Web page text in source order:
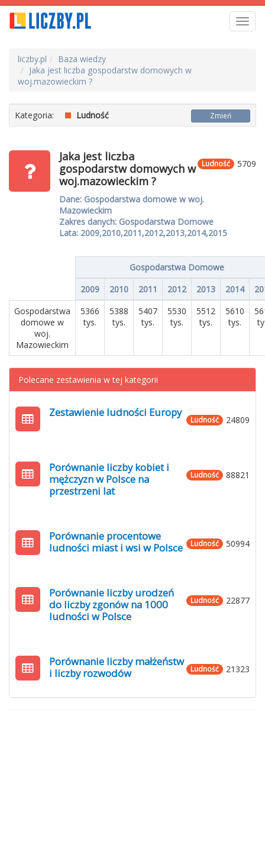
liczby.pl
Baza wiedzy
Jaka jest liczba gospodarstw domowych w
woj.mazowieckim ?
Kategoria: Ludność Zmień
5709
Ludność
Jaka jest liczba
gospodarstw domowych w
woj.mazowieckim ?
Dane: Gospodarstwa domowe w woj.
Mazowieckim
Zakres danych: Gospodarstwa Domowe
Lata: 2009,2010,2011,2012,2013,2014,2015
Gospodarstwa Domowe
2009
2010 2011 2012 2013 2014
Gospodarstwa
domowe w
woj.
Mazowieckim
5366
tys.
5388
tys.
5407
tys.
5530
tys.
5512
tys.
5610
tys.
Polecane zestawienia w tej kategorii
24809
Ludność
Zestawienie ludności Europy
88821
Ludność
Porównanie liczby kobiet i
mężczyzn w Polsce na
przestrzeni lat
50994
Ludność
Porównanie procentowe
ludności miast i wsi w Polsce
22877
Ludność
Porównanie liczby urodzeń
do liczby zgonów na 1000
ludności w Polsce
21323
Ludność
Porównanie liczby małżeństw
i liczby rozwodów